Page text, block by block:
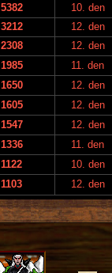
5382
10. den
3212
12. den
2308
12. den
1985
11. den
1650
12. den
1605
12. den
1547
12. den
1336
11. den
1122
10. den
1103 12. den